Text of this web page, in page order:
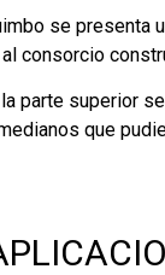
se presenta
al consorcio
parte superior
que